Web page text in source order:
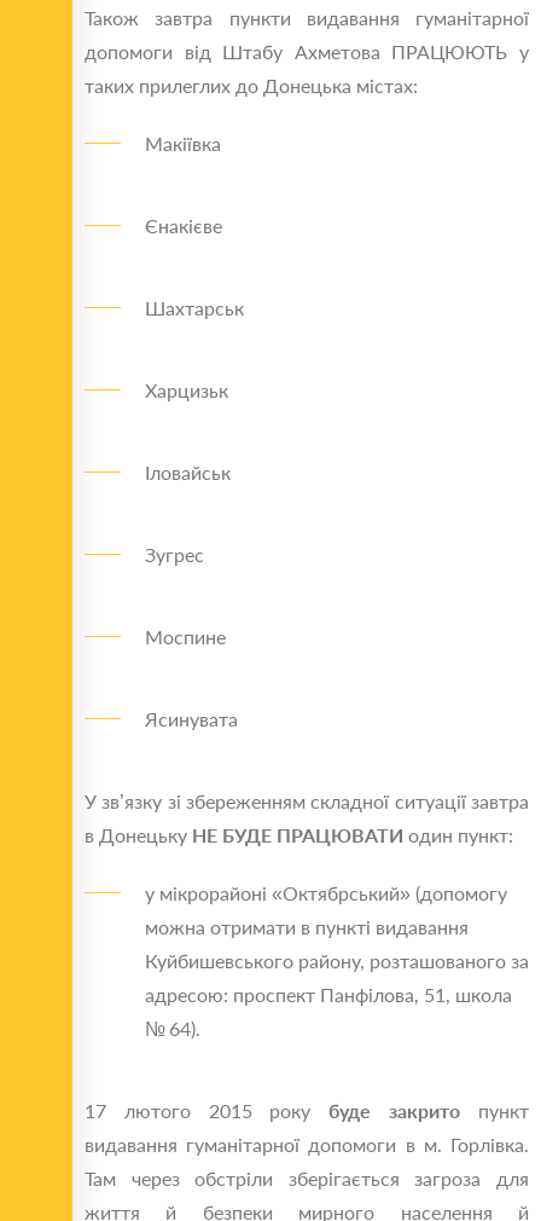
Також завтра пункти видавання гуманітарної
допомоги від Штабу Ахметова ПРАЦЮЮТЬ у
таких прилеглих до Донецька містах:
Макіївка
Єнакієве
Шахтарськ
Харцизьк
Іловайськ
Зугрес
Моспине
Ясинувата
У зв’язку зі збереженням складної ситуації завтра
в Донецьку НЕ БУДЕ ПРАЦЮВАТИ один пункт:
у мікрорайоні «Октябрський» (допомогу
можна отримати в пункті видавання
Куйбишевського району, розташованого за
адресою: проспект Панфілова, 51, школа
№ 64).
17 лютого 2015 рокубуде закрито пункт
видавання гуманітарної допомоги в м. Горлівка.
Там через обстріли зберігається загроза для
життя й безпеки мирного населення й